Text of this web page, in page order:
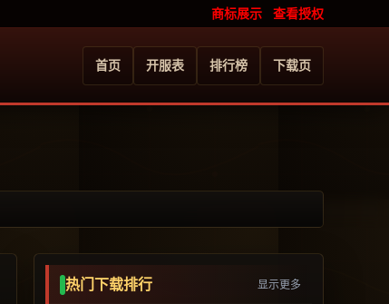
商标展示 查看授权
首页 开服表 排行榜 下载页
热门下载排行 显示更多